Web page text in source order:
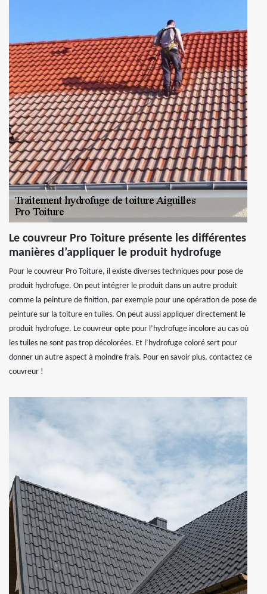
Le couvreur Pro Toiture présente les différentes
manières d’appliquer le produit hydrofuge
Pour le couvreur Pro Toiture, il existe diverses techniques pour pose de
produit hydrofuge. On peut intégrer le produit dans un autre produit
comme la peinture de finition, par exemple pour une opération de pose de
peinture sur la toiture en tuiles. On peut aussi appliquer directement le
produit hydrofuge. Le couvreur opte pour l’hydrofuge incolore au cas où
les tuiles ne sont pas trop décolorées. Et l’hydrofuge coloré sert pour
donner un autre aspect à moindre frais. Pour en savoir plus, contactez ce
couvreur !